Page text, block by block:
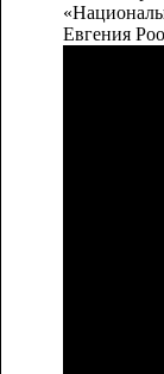
Евгения